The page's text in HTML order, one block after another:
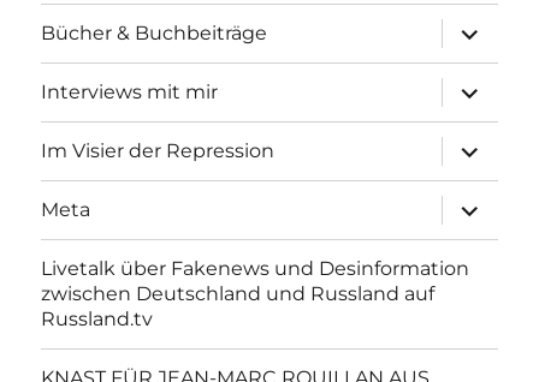
Bücher & Buchbeiträge
anzeigen
Interviews mit mir
anzeigen
Im Visier der Repression
anzeigen
Meta
anzeigen
Livetalk über Fakenews und Desinformation
zwischen Deutschland und Russland auf
Russland.tv